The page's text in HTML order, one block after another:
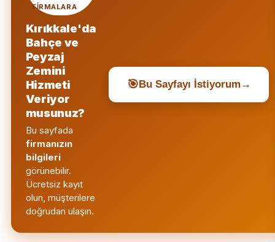
FIRMALARA
Kırıkkale'da
Bahçe ve
Peyzaj
Zemini
Hizmeti
Veriyor
musunuz?
Bu sayfada
firmanızın
bilgileri
görünebilir.
Ücretsiz kayıt
olun, müşterilere
doğrudan ulaşın.
🎯Bu Sayfayı İstiyorum →